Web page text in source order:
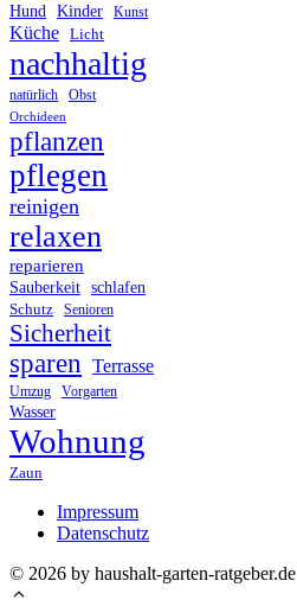
Hund Kinder Kunst
Küche Licht
nachhaltig
natürlich Obst
Orchideen
pflanzen
pflegen
reinigen
relaxen
reparieren
Sauberkeit schlafen
Schutz Senioren
Sicherheit
sparen Terrasse
Umzug Vorgarten
Wasser
Wohnung
Zaun
Impressum
Datenschutz
© 2026 by haushalt-garten-ratgeber.de